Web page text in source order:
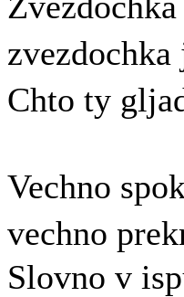
zvezdochka
Chto ty
Vechno
vechno
Slovno v